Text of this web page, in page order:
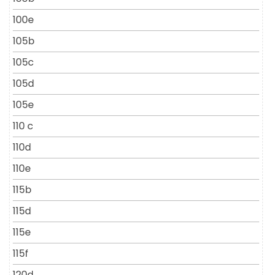
100e
105b
105c
105d
105e
110 c
110d
110e
115b
115d
115e
115f